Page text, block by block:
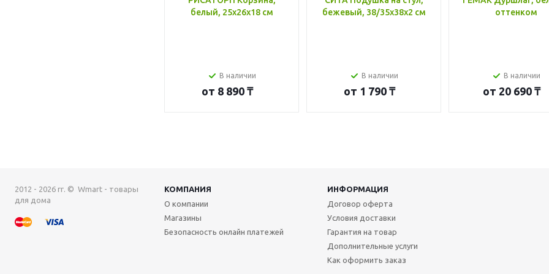
белый, 25x26x18 см
В наличии
от 8 890 ₸
бежевый, 38/35x38x2 см
В наличии
от 1 790 ₸
оттенком
В наличии
от 20 690 ₸
2012 - 2026 гг. © Wmart - товары
для дома
КОМПАНИЯ
ИНФОРМАЦИЯ
О компании
Магазины
Безопасность онлайн платежей
Договор оферта
Условия доставки
Гарантия на товар
Дополнительные услуги
Как оформить заказ